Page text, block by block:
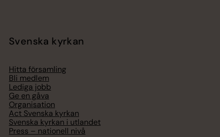
Svenska kyrkan
Hitta församling
Bli medlem
Lediga jobb
Ge en gåva
Organisation
Act Svenska kyrkan
Svenska kyrkan i utlandet
Press – nationell nivå